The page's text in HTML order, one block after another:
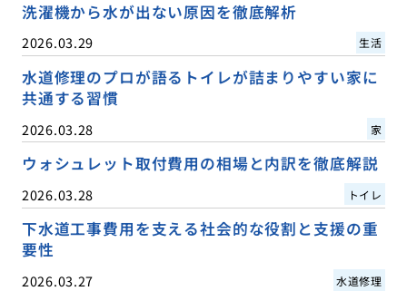
洗濯機から水が出ない原因を徹底解析
2026.03.29 生活
水道修理のプロが語るトイレが詰まりやすい家に
共通する習慣
2026.03.28 家
ウォシュレット取付費用の相場と内訳を徹底解説
2026.03.28 トイレ
下水道工事費用を支える社会的な役割と支援の重
要性
2026.03.27 水道修理